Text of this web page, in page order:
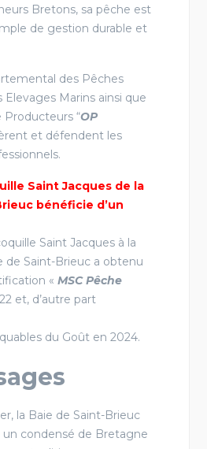
Bretons, sa pêche est
de gestion durable et
des Pêches
Marins ainsi que
Producteurs “OP
et défendent les
Saint Jacques de la
bénéficie d’un
Saint Jacques à la
de Saint-Brieuc a obtenu
«MSC Pêche
et, d’autre part
du Goût en 2024.
la Baie de Saint-Brieuc
condensé de Bretagne